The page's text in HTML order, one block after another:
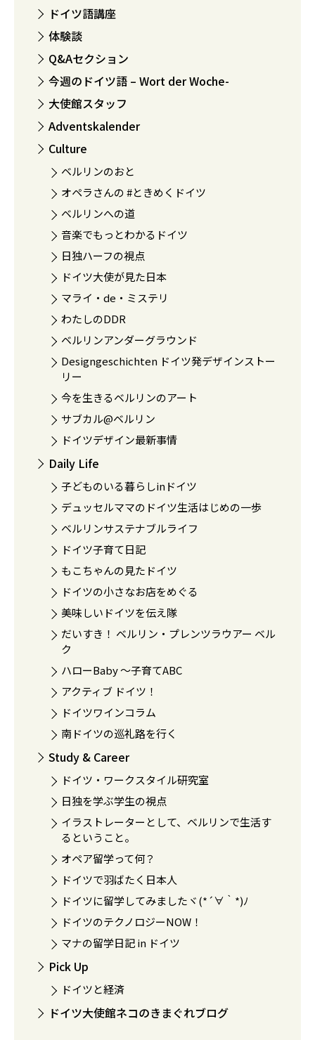
ドイツ語講座
体験談
Q&Aセクション
今週のドイツ語 – Wort der Woche-
大使館スタッフ
Adventskalender
Culture
ベルリンのおと
オペラさんの #ときめくドイツ
ベルリンへの道
音楽でもっとわかるドイツ
日独ハーフの視点
ドイツ大使が見た日本
マライ・de・ミステリ
わたしのDDR
ベルリンアンダーグラウンド
Designgeschichten ドイツ発デザインストー
リー
今を生きるベルリンのアート
サブカル@ベルリン
ドイツデザイン最新事情
Daily Life
子どものいる暮らしinドイツ
デュッセルママのドイツ生活はじめの一歩
ベルリンサステナブルライフ
ドイツ子育て日記
もこちゃんの見たドイツ
ドイツの小さなお店をめぐる
美味しいドイツを伝え隊
だいすき！ ベルリン・プレンツラウアー ベル
ク
ハローBaby 〜子育てABC
アクティブ ドイツ！
ドイツワインコラム
南ドイツの巡礼路を行く
Study & Career
ドイツ・ワークスタイル研究室
日独を学ぶ学生の視点
イラストレーターとして、ベルリンで生活す
るということ。
オペア留学って何？
ドイツで羽ばたく日本人
ドイツに留学してみましたヾ(*´∀｀*)ﾉ
ドイツのテクノロジーNOW！
マナの留学日記 in ドイツ
Pick Up
ドイツと経済
ドイツ大使館ネコのきまぐれブログ